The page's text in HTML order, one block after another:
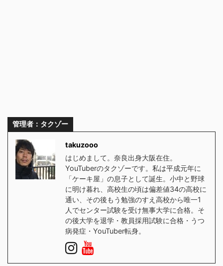
管理者：タクゾー
takuzooo
はじめまして。奈良出身大阪在住。
YouTuberのタクゾーです。私は平成元年に
「ケーキ屋」の息子として誕生。小中と野球
に明け暮れ、高校生の頃は偏差値34の高校に
通い、その後もう勉強のすえ高校から唯一1
人でセンター試験を受け無事大学に合格。そ
の後大学を退学・教員採用試験に合格・うつ
病発症・YouTuber転身。